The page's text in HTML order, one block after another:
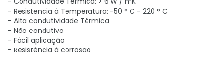
- Resistencia à Temperatura: -50 ° C - 220 ° C
- Alta condutividade Térmica
- Não condutivo
- Fácil aplicação
- Resistência à corrosão